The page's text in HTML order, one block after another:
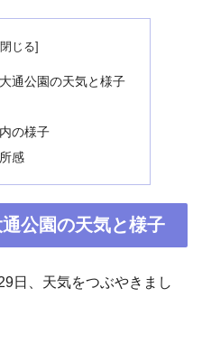
通公園の天気と様子
の様子
感
公園の天気と様子
日、天気をつぶやきまし